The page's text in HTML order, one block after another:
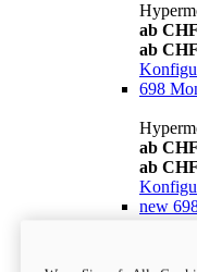
ab
ab
698
ab
ab
new
ab CHF